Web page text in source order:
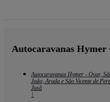
Autocaravanas
Autocaravanas Hymer - Ovar,
João, Arada e São Vicente de
Jusã
1